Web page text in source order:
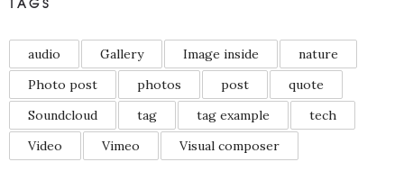
audio Gallery Image inside
nature
Photo post
photos post
quote
Soundcloud
tag tag example
tech
Video
Vimeo Visual composer